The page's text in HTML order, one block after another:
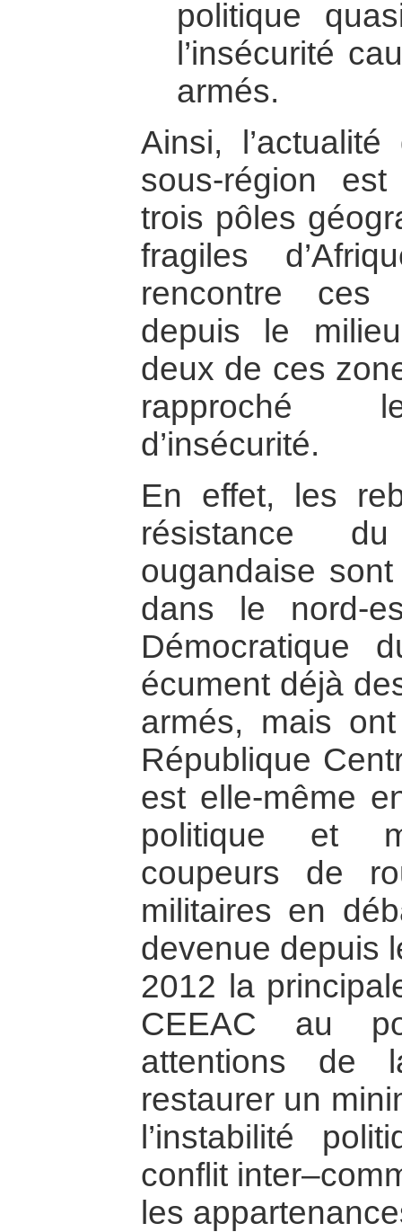
politique
l’insécurité
armés.
Ainsi,
sous-région
trois pôles
fragiles
rencontre ces
depuis le
deux de ces
rapproché
d’insécurité.
En effet, les
résistance
ougandaise
dans le nord-
Démocratique
écument déjà
armés, mais
République
est elle-même
politique et
coupeurs de
militaires en
devenue depuis
2012 la
CEEAC au
attentions de
restaurer un
l’instabilité
conflit
les